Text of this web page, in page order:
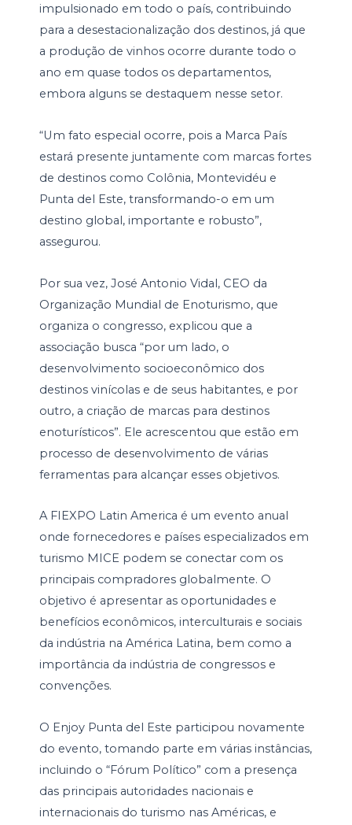
impulsionado em todo o país, contribuindo
para a desestacionalização dos destinos, já que
a produção de vinhos ocorre durante todo o
ano em quase todos os departamentos,
embora alguns se destaquem nesse setor.
“Um fato especial ocorre, pois a Marca País
estará presente juntamente com marcas fortes
de destinos como Colônia, Montevidéu e
Punta del Este, transformando-o em um
destino global, importante e robusto”,
assegurou.
Por sua vez, José Antonio Vidal, CEO da
Organização Mundial de Enoturismo, que
organiza o congresso, explicou que a
associação busca “por um lado, o
desenvolvimento socioeconômico dos
destinos vinícolas e de seus habitantes, e por
outro, a criação de marcas para destinos
enoturísticos”. Ele acrescentou que estão em
processo de desenvolvimento de várias
ferramentas para alcançar esses objetivos.
A FIEXPO Latin America é um evento anual
onde fornecedores e países especializados em
turismo MICE podem se conectar com os
principais compradores globalmente. O
objetivo é apresentar as oportunidades e
benefícios econômicos, interculturais e sociais
da indústria na América Latina, bem como a
importância da indústria de congressos e
convenções.
O Enjoy Punta del Este participou novamente
do evento, tomando parte em várias instâncias,
incluindo o “Fórum Político” com a presença
das principais autoridades nacionais e
internacionais do turismo nas Américas, e